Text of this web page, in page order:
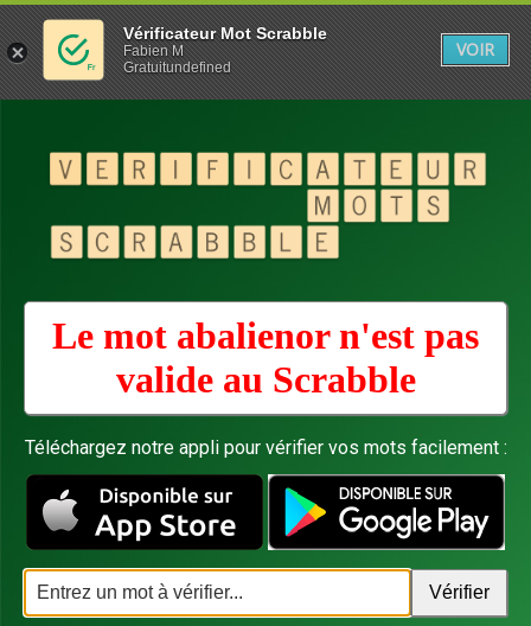
Le mot abalienor n'est pas
valide au Scrabble
Téléchargez notre appli pour vérifier vos mots facilement :
Vérificateur Mot Scrabble
Fabien M
Gratuitundefined
VOIR